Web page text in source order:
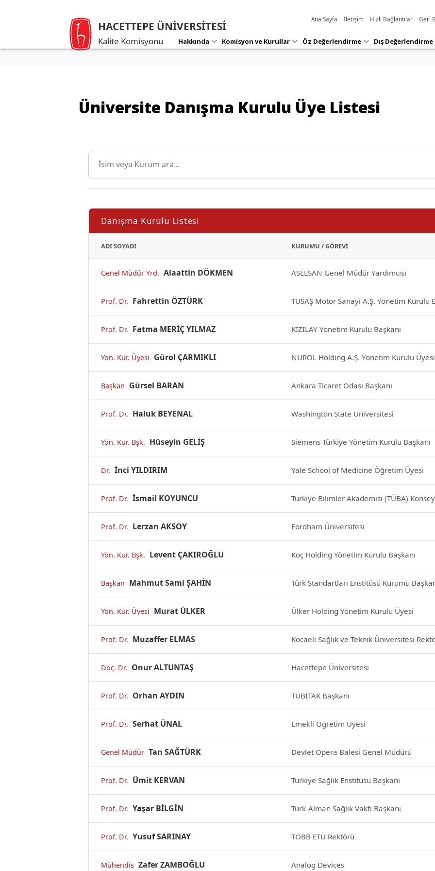
HACETTEPE ÜNİVERSİTESİ
Kalite Komisyonu
Ana Sayfa İletişim Hızlı Bağlantılar Geri
Hakkında Komisyon ve Kurullar Öz Değerlendirme Dış Değerlendirme
Politika
Belgeleri
Stratejik
Yönetim
Süreç
Yönetimi
Göstergeleri
Üniversite Danışma Kurulu Üye Listesi
Danışma Kurulu Listesi
ADI SOYADI KURUMU / GÖREVI
Genel Müdür Yrd. Alaattin DÖKMEN ASELSAN Genel Müdür Yardımcısı
Prof. Dr. Fahrettin ÖZTÜRK TUSAŞ Motor Sanayi A.Ş. Yönetim Kurulu
Prof. Dr. Fatma MERİÇ YILMAZ KIZILAY Yönetim Kurulu Başkanı
Yön. Kur. Üyesi Gürol ÇARMIKLI NUROL Holding A.Ş. Yönetim Kurulu Üyesi
Başkan Gürsel BARAN Ankara Ticaret Odası Başkanı
Prof. Dr. Haluk BEYENAL Washington State Üniversitesi
Yön. Kur. Bşk. Hüseyin GELİŞ Siemens Türkiye Yönetim Kurulu Başkanı
Dr. İnci YILDIRIM Yale School of Medicine Öğretim Üyesi
Prof. Dr. İsmail KOYUNCU Türkiye Bilimler Akademisi (TÜBA)
Prof. Dr. Lerzan AKSOY Fordham Üniversitesi
Yön. Kur. Bşk. Levent ÇAKIROĞLU Koç Holding Yönetim Kurulu Başkanı
Başkan Mahmut Sami ŞAHİN Türk Standartları Enstitüsü Kurumu
Yön. Kur. Üyesi Murat ÜLKER Ülker Holding Yönetim Kurulu Üyesi
Prof. Dr. Muzaffer ELMAS Kocaeli Sağlık ve Teknik Üniversitesi
Doç. Dr. Onur ALTUNTAŞ Hacettepe Üniversitesi
Prof. Dr. Orhan AYDIN TÜBİTAK Başkanı
Prof. Dr. Serhat ÜNAL Emekli Öğretim Üyesi
Genel Müdür Tan SAĞTÜRK Devlet Opera Balesi Genel Müdürü
Prof. Dr. Ümit KERVAN Türkiye Sağlık Enstitüsü Başkanı
Prof. Dr. Yaşar BİLGİN Türk-Alman Sağlık Vakfı Başkanı
Prof. Dr. Yusuf SARINAY TOBB ETÜ Rektörü
Mühendis Zafer ZAMBOĞLU Analog Devices